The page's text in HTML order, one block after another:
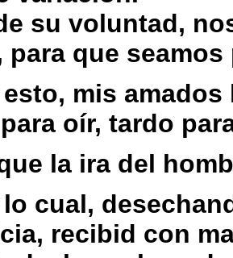
su voluntad,
para que
esto, mis
oír, tardo
la ira del
lo cual,
recibid con